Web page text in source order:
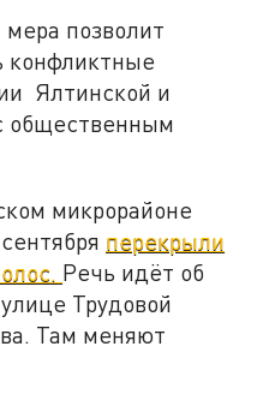
позволит
конфликтные
Ялтинской и
общественным
микрорайоне
перекрыли
Речь идёт об
Трудовой
Там меняют